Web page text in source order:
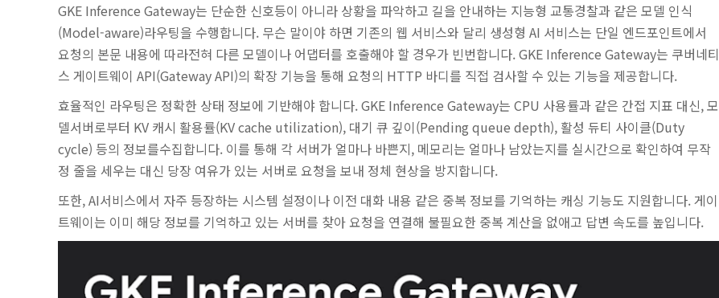
GKE Inference Gateway는 단순한 신호등이 아니라 상황을 파악하고 길을 안내하는 지능형 교통경찰과 같은 모델 인식
(Model-aware)라우팅을 수행합니다. 무슨 말이야 하면 기존의 웹 서비스와 달리 생성형 AI 서비스는 단일 엔드포인트에서
요청의 본문 내용에 따라전혀 다른 모델이나 어댑터를 호출해야 할 경우가 빈번합니다. GKE Inference Gateway는 쿠버네티
스 게이트웨이 API(Gateway API)의 확장 기능을 통해 요청의 HTTP 바디를 직접 검사할 수 있는 기능을 제공합니다.
효율적인 라우팅은 정확한 상태 정보에 기반해야 합니다. GKE Inference Gateway는 CPU 사용률과 같은 간접 지표 대신, 모
델서버로부터 KV 캐시 활용률(KV cache utilization), 대기 큐 깊이(Pending queue depth), 활성 듀티 사이클(Duty
cycle) 등의 정보를수집합니다. 이를 통해 각 서버가 얼마나 바쁜지, 메모리는 얼마나 남았는지를 실시간으로 확인하여 무작
정 줄을 세우는 대신 당장 여유가 있는 서버로 요청을 보내 정체 현상을 방지합니다.
또한, AI서비스에서 자주 등장하는 시스템 설정이나 이전 대화 내용 같은 중복 정보를 기억하는 캐싱 기능도 지원합니다. 게이
트웨이는 이미 해당 정보를 기억하고 있는 서버를 찾아 요청을 연결해 불필요한 중복 계산을 없애고 답변 속도를 높입니다.